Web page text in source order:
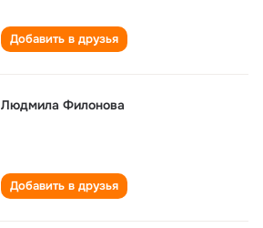
Добавить в друзья
Людмила Филонова
Добавить в друзья